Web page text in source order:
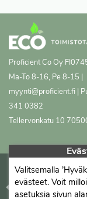
Proficient Co Oy
Ma-To 8-16, Pe 8-15 |
myynti@proficient.fi |
341 0382
Tellervonkatu 10
Valitsemalla
evästeet. Voit
asetuksia sivun